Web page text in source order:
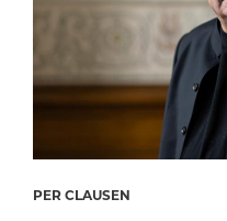
PER CLAUSEN